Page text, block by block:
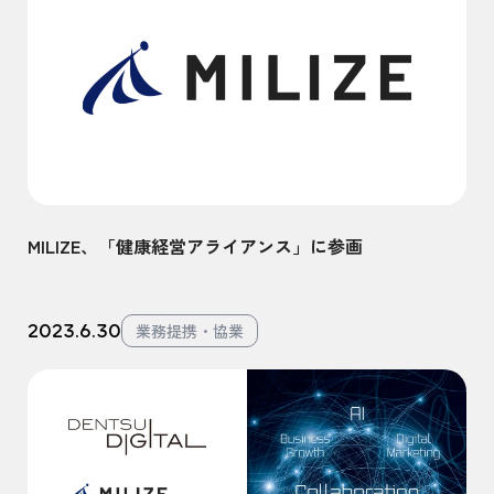
MILIZE、「健康経営アライアンス」に参画
2023.6.30 業務提携・協業